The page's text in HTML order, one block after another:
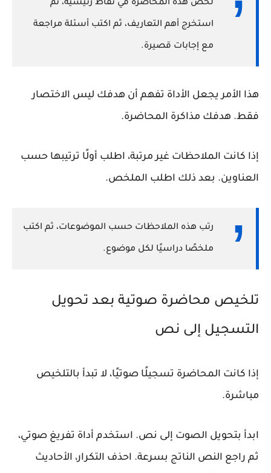
لخص هذه المحاضرة في نقاط رئيسية، ثم
استخرج أهم التعاريف، ثم اكتب أسئلة مراجعة
مع إجابات قصيرة.
هذا الأمر يجعل الأداة تفهم أن هدفك ليس الاختصار
فقط. هدفك مذاكرة المحاضرة.
إذا كانت الملاحظات غير مرتبة، اطلب أولًا ترتيبها حسب
العناوين. بعد ذلك اطلب الملخص.
رتب هذه الملاحظات حسب الموضوعات، ثم اكتب
ملخصًا دراسيًا لكل موضوع.
تلخيص محاضرة صوتية بعد تحويل
التسجيل إلى نص
إذا كانت المحاضرة تسجيلًا صوتيًا، لا تبدأ بالتلخيص
مباشرة.
ابدأ بتحويل الصوت إلى نص. استخدم أداة تفريغ صوتي،
ثم راجع النص الناتج بسرعة. احذف التكرار، الأحاديث